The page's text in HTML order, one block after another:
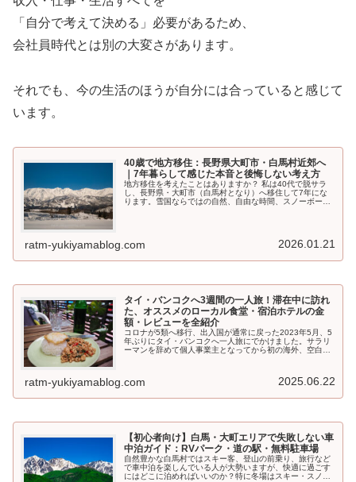
「自分で考えて決める」必要があるため、
会社員時代とは別の大変さがあります。
それでも、今の生活のほうが自分には合っていると感じて
います。
40歳で地方移住：長野県大町市・白馬村近郊へ
｜7年暮らして感じた本音と後悔しない考え方
地方移住を考えたことはありますか？ 私は40代で脱サラ
し、長野県・大町市（白馬村となり）へ移住して7年にな
ります。雪国ならではの自然、自由な時間、スノーボード
ratm-yukiyamablog.com 2026.01.21
タイ・バンコクへ3週間の一人旅！滞在中に訪れ
た、オススメのローカル食堂・宿泊ホテルの金
額・レビューを全紹介
コロナが5類へ移行、出入国が通常に戻った2023年5月、5
年ぶりにタイ・バンコクへ一人旅にでかけました。サラリ
ーマンを辞めて個人事業主となってから初の海外、空白の
様々な店で食事をしました。今回は、実際に行っ店で感じ
た率直な評価・感想について・宿泊したホテルについてご
ratm-yukiyamablog.com 2025.06.22
【初心者向け】白馬・大町エリアで失敗しない車
中泊ガイド：RVパーク・道の駅・無料駐車場
自然豊かな白馬村ではスキー客、登山の前乗り、旅行など
で車中泊を楽しんでいる人が大勢いますが、快適に過ごす
にはどこに泊めればいいのか？特に冬場はスキー・スノー